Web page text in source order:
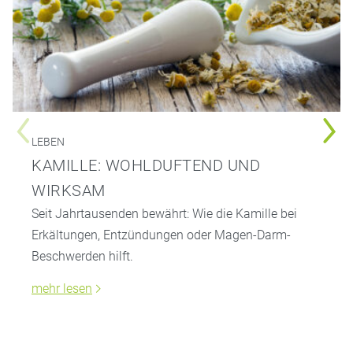
LEBEN
KAMILLE: WOHLDUFTEND UND
WIRKSAM
Seit Jahrtausenden bewährt: Wie die Kamille bei
Erkältungen, Entzündungen oder Magen-Darm-
Beschwerden hilft.
mehr lesen